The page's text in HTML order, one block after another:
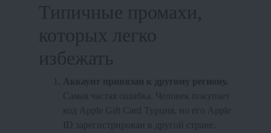
Типичные промахи,
которых легко
избежать
Аккаунт привязан к другому региону.
Самая частая ошибка. Человек покупает
код Apple Gift Card Турция, но его Apple
ID зарегистрирован в другой стране.